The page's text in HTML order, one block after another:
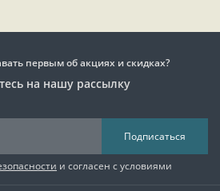
первым об акциях и скидках?
на нашу рассылку
Подписаться
и согласен с условиями